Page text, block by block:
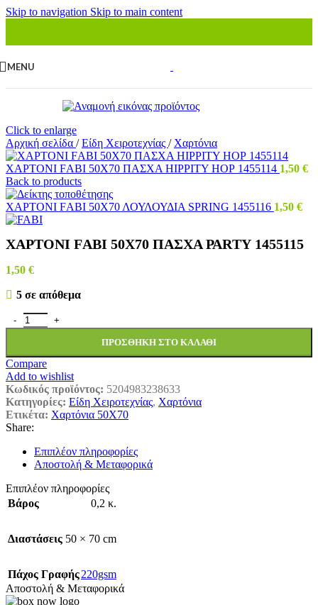
Skip to navigation Skip to main content
MENU
Click to enlarge
Αρχική σελίδα / Είδη Χειροτεχνίας / Χαρτόνια
ΧΑΡΤΟΝΙ FΑΒΙ 50Χ70 ΠΑΣΧΑ ΗΙΡΡΙΤΥ ΗΟΡ 1455114 1,50 €
Back to products
ΧΑΡΤΟΝΙ FΑΒΙ 50Χ70 ΛΟΥΛΟΥΔΙΑ SΡRΙΝG 1455116 1,50 €
ΧΑΡΤΟΝΙ FΑΒΙ 50Χ70 ΠΑΣΧΑ ΡΑRΤΥ 1455115
1,50 €
5 σε απόθεμα
ΧΑΡΤΟΝΙ FΑΒΙ 50Χ70 ΠΑΣΧΑ ΡΑRΤΥ 1455115 ποσότητα
ΠΡΟΣΘΉΚΗ ΣΤΟ ΚΑΛΆΘΙ
Compare
Add to wishlist
Κωδικός προϊόντος: 5204983238633
Κατηγορίες: Είδη Χειροτεχνίας, Χαρτόνια
Ετικέτα: Χαρτόνια 50Χ70
Share:
Επιπλέον πληροφορίες
Αποστολή & Μεταφορικά
Επιπλέον πληροφορίες
Βάρος
0,2 κ.
Διαστάσεις 50 × 70 cm
Πάχος Γραφής220gsm
Αποστολή & Μεταφορικά